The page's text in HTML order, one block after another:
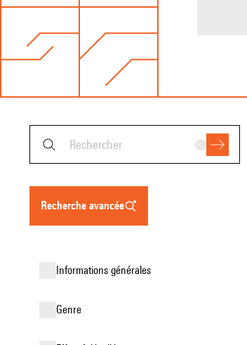
recherche avancée
informations générales
genre